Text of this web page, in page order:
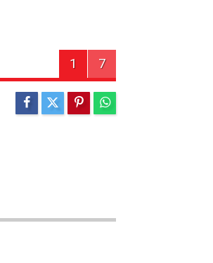
1 7